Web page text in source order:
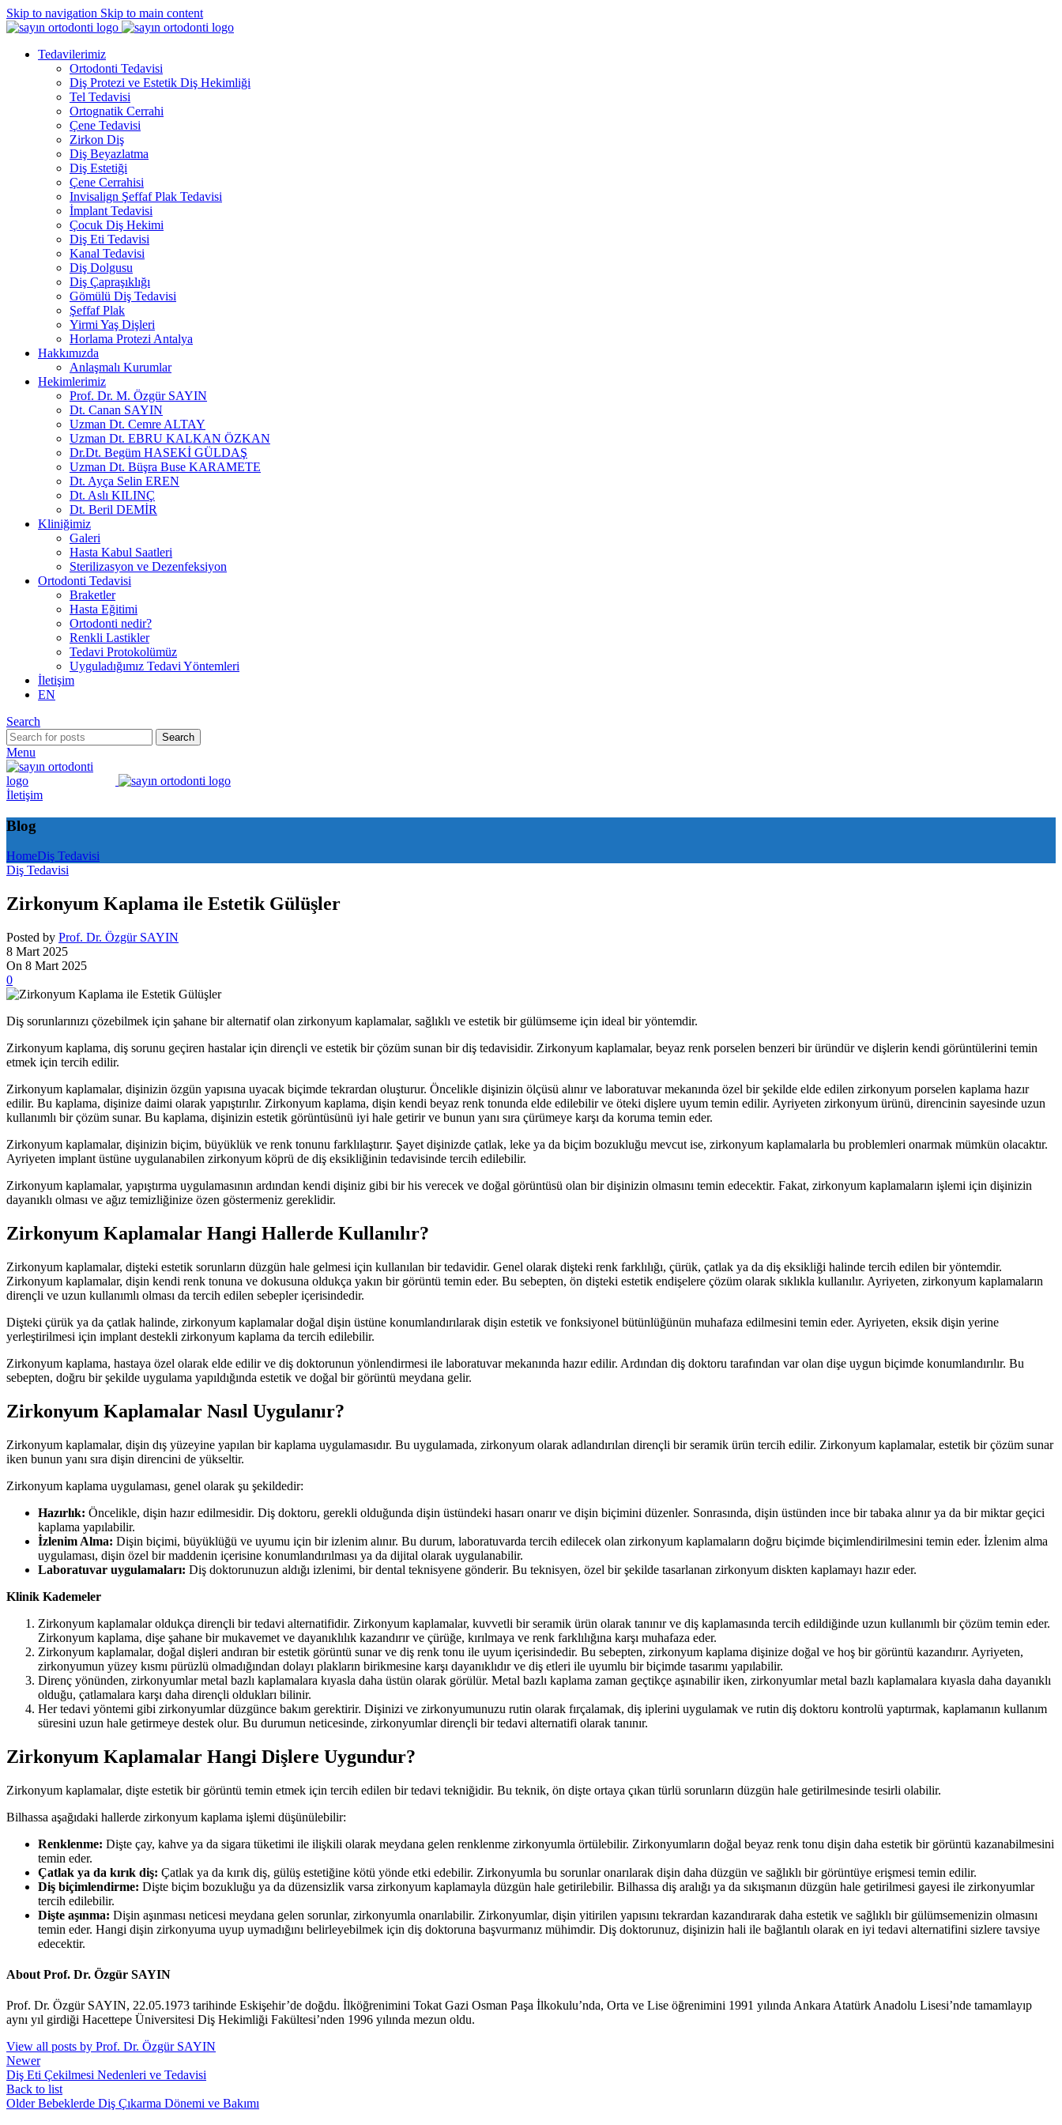
Skip to navigation Skip to main content
Tedavilerimiz
Ortodonti Tedavisi
Diş Protezi ve Estetik Diş Hekimliği
Tel Tedavisi
Ortognatik Cerrahi
Çene Tedavisi
Zirkon Diş
Diş Beyazlatma
Diş Estetiği
Çene Cerrahisi
Invisalign Şeffaf Plak Tedavisi
İmplant Tedavisi
Çocuk Diş Hekimi
Diş Eti Tedavisi
Kanal Tedavisi
Diş Dolgusu
Diş Çapraşıklığı
Gömülü Diş Tedavisi
Şeffaf Plak
Yirmi Yaş Dişleri
Horlama Protezi Antalya
Hakkımızda
Anlaşmalı Kurumlar
Hekimlerimiz
Prof. Dr. M. Özgür SAYIN
Dt. Canan SAYIN
Uzman Dt. Cemre ALTAY
Uzman Dt. EBRU KALKAN ÖZKAN
Dr.Dt. Begüm HASEKİ GÜLDAŞ
Uzman Dt. Büşra Buse KARAMETE
Dt. Ayça Selin EREN
Dt. Aslı KILINÇ
Dt. Beril DEMİR
Kliniğimiz
Galeri
Hasta Kabul Saatleri
Sterilizasyon ve Dezenfeksiyon
Ortodonti Tedavisi
Braketler
Hasta Eğitimi
Ortodonti nedir?
Renkli Lastikler
Tedavi Protokolümüz
Uyguladığımız Tedavi Yöntemleri
İletişim
EN
Search
Search
Menu
İletişim
Blog
HomeDiş Tedavisi
Diş Tedavisi
Zirkonyum Kaplama ile Estetik Gülüşler
Posted by Prof. Dr. Özgür SAYIN
8 Mart 2025
On 8 Mart 2025
0
Diş sorunlarınızı çözebilmek için şahane bir alternatif olan zirkonyum kaplamalar, sağlıklı ve estetik bir gülümseme için ideal bir yöntemdir.
Zirkonyum kaplama, diş sorunu geçiren hastalar için dirençli ve estetik bir çözüm sunan bir diş tedavisidir. Zirkonyum kaplamalar, beyaz renk porselen benzeri bir üründür ve dişlerin kendi görüntülerini temin
etmek için tercih edilir.
Zirkonyum kaplamalar, dişinizin özgün yapısına uyacak biçimde tekrardan oluşturur. Öncelikle dişinizin ölçüsü alınır ve laboratuvar mekanında özel bir şekilde elde edilen zirkonyum porselen kaplama hazır
edilir. Bu kaplama, dişinize daimi olarak yapıştırılır. Zirkonyum kaplama, dişin kendi beyaz renk tonunda elde edilebilir ve öteki dişlere uyum temin edilir. Ayriyeten zirkonyum ürünü, direncinin sayesinde uzun
kullanımlı bir çözüm sunar. Bu kaplama, dişinizin estetik görüntüsünü iyi hale getirir ve bunun yanı sıra çürümeye karşı da koruma temin eder.
Zirkonyum kaplamalar, dişinizin biçim, büyüklük ve renk tonunu farklılaştırır. Şayet dişinizde çatlak, leke ya da biçim bozukluğu mevcut ise, zirkonyum kaplamalarla bu problemleri onarmak mümkün olacaktır.
Ayriyeten implant üstüne uygulanabilen zirkonyum köprü de diş eksikliğinin tedavisinde tercih edilebilir.
Zirkonyum kaplamalar, yapıştırma uygulamasının ardından kendi dişiniz gibi bir his verecek ve doğal görüntüsü olan bir dişinizin olmasını temin edecektir. Fakat, zirkonyum kaplamaların işlemi için dişinizin
dayanıklı olması ve ağız temizliğinize özen göstermeniz gereklidir.
Zirkonyum Kaplamalar Hangi Hallerde Kullanılır?
Zirkonyum kaplamalar, dişteki estetik sorunların düzgün hale gelmesi için kullanılan bir tedavidir. Genel olarak dişteki renk farklılığı, çürük, çatlak ya da diş eksikliği halinde tercih edilen bir yöntemdir.
Zirkonyum kaplamalar, dişin kendi renk tonuna ve dokusuna oldukça yakın bir görüntü temin eder. Bu sebepten, ön dişteki estetik endişelere çözüm olarak sıklıkla kullanılır. Ayriyeten, zirkonyum kaplamaların
dirençli ve uzun kullanımlı olması da tercih edilen sebepler içerisindedir.
Dişteki çürük ya da çatlak halinde, zirkonyum kaplamalar doğal dişin üstüne konumlandırılarak dişin estetik ve fonksiyonel bütünlüğünün muhafaza edilmesini temin eder. Ayriyeten, eksik dişin yerine
yerleştirilmesi için implant destekli zirkonyum kaplama da tercih edilebilir.
Zirkonyum kaplama, hastaya özel olarak elde edilir ve diş doktorunun yönlendirmesi ile laboratuvar mekanında hazır edilir. Ardından diş doktoru tarafından var olan dişe uygun biçimde konumlandırılır. Bu
sebepten, doğru bir şekilde uygulama yapıldığında estetik ve doğal bir görüntü meydana gelir.
Zirkonyum Kaplamalar Nasıl Uygulanır?
Zirkonyum kaplamalar, dişin dış yüzeyine yapılan bir kaplama uygulamasıdır. Bu uygulamada, zirkonyum olarak adlandırılan dirençli bir seramik ürün tercih edilir. Zirkonyum kaplamalar, estetik bir çözüm sunar
iken bunun yanı sıra dişin direncini de yükseltir.
Zirkonyum kaplama uygulaması, genel olarak şu şekildedir:
Hazırlık: Öncelikle, dişin hazır edilmesidir. Diş doktoru, gerekli olduğunda dişin üstündeki hasarı onarır ve dişin biçimini düzenler. Sonrasında, dişin üstünden ince bir tabaka alınır ya da bir miktar geçici
kaplama yapılabilir.
İzlenim Alma: Dişin biçimi, büyüklüğü ve uyumu için bir izlenim alınır. Bu durum, laboratuvarda tercih edilecek olan zirkonyum kaplamaların doğru biçimde biçimlendirilmesini temin eder. İzlenim alma
uygulaması, dişin özel bir maddenin içerisine konumlandırılması ya da dijital olarak uygulanabilir.
Laboratuvar uygulamaları: Diş doktorunuzun aldığı izlenimi, bir dental teknisyene gönderir. Bu teknisyen, özel bir şekilde tasarlanan zirkonyum diskten kaplamayı hazır eder.
Klinik Kademeler
Zirkonyum kaplamalar oldukça dirençli bir tedavi alternatifidir. Zirkonyum kaplamalar, kuvvetli bir seramik ürün olarak tanınır ve diş kaplamasında tercih edildiğinde uzun kullanımlı bir çözüm temin eder.
Zirkonyum kaplama, dişe şahane bir mukavemet ve dayanıklılık kazandırır ve çürüğe, kırılmaya ve renk farklılığına karşı muhafaza eder.
Zirkonyum kaplamalar, doğal dişleri andıran bir estetik görüntü sunar ve diş renk tonu ile uyum içerisindedir. Bu sebepten, zirkonyum kaplama dişinize doğal ve hoş bir görüntü kazandırır. Ayriyeten,
zirkonyumun yüzey kısmı pürüzlü olmadığından dolayı plakların birikmesine karşı dayanıklıdır ve diş etleri ile uyumlu bir biçimde tasarımı yapılabilir.
Direnç yönünden, zirkonyumlar metal bazlı kaplamalara kıyasla daha üstün olarak görülür. Metal bazlı kaplama zaman geçtikçe aşınabilir iken, zirkonyumlar metal bazlı kaplamalara kıyasla daha dayanıklı
olduğu, çatlamalara karşı daha dirençli oldukları bilinir.
Her tedavi yöntemi gibi zirkonyumlar düzgünce bakım gerektirir. Dişinizi ve zirkonyumunuzu rutin olarak fırçalamak, diş iplerini uygulamak ve rutin diş doktoru kontrolü yaptırmak, kaplamanın kullanım
süresini uzun hale getirmeye destek olur. Bu durumun neticesinde, zirkonyumlar dirençli bir tedavi alternatifi olarak tanınır.
Zirkonyum Kaplamalar Hangi Dişlere Uygundur?
Zirkonyum kaplamalar, dişte estetik bir görüntü temin etmek için tercih edilen bir tedavi tekniğidir. Bu teknik, ön dişte ortaya çıkan türlü sorunların düzgün hale getirilmesinde tesirli olabilir.
Bilhassa aşağıdaki hallerde zirkonyum kaplama işlemi düşünülebilir:
Renklenme: Dişte çay, kahve ya da sigara tüketimi ile ilişkili olarak meydana gelen renklenme zirkonyumla örtülebilir. Zirkonyumların doğal beyaz renk tonu dişin daha estetik bir görüntü kazanabilmesini
temin eder.
Çatlak ya da kırık diş: Çatlak ya da kırık diş, gülüş estetiğine kötü yönde etki edebilir. Zirkonyumla bu sorunlar onarılarak dişin daha düzgün ve sağlıklı bir görüntüye erişmesi temin edilir.
Diş biçimlendirme: Dişte biçim bozukluğu ya da düzensizlik varsa zirkonyum kaplamayla düzgün hale getirilebilir. Bilhassa diş aralığı ya da sıkışmanın düzgün hale getirilmesi gayesi ile zirkonyumlar
tercih edilebilir.
Dişte aşınma: Dişin aşınması neticesi meydana gelen sorunlar, zirkonyumla onarılabilir. Zirkonyumlar, dişin yitirilen yapısını tekrardan kazandırarak daha estetik ve sağlıklı bir gülümsemenizin olmasını
temin eder. Hangi dişin zirkonyuma uyup uymadığını belirleyebilmek için diş doktoruna başvurmanız mühimdir. Diş doktorunuz, dişinizin hali ile bağlantılı olarak en iyi tedavi alternatifini sizlere tavsiye
edecektir.
About Prof. Dr. Özgür SAYIN
Prof. Dr. Özgür SAYIN, 22.05.1973 tarihinde Eskişehir’de doğdu. İlköğrenimini Tokat Gazi Osman Paşa İlkokulu’nda, Orta ve Lise öğrenimini 1991 yılında Ankara Atatürk Anadolu Lisesi’nde tamamlayıp
aynı yıl girdiği Hacettepe Üniversitesi Diş Hekimliği Fakültesi’nden 1996 yılında mezun oldu.
View all posts by Prof. Dr. Özgür SAYIN
Newer
Diş Eti Çekilmesi Nedenleri ve Tedavisi
Back to list
Older Bebeklerde Diş Çıkarma Dönemi ve Bakımı